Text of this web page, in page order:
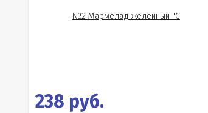
238 руб.